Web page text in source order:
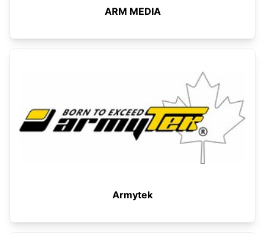
ARM MEDIA
Armytek